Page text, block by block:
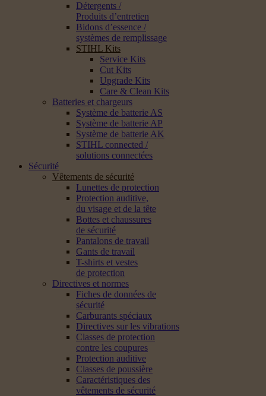
Détergents /
Produits d’entretien
Bidons d’essence /
systèmes de remplissage
STIHL Kits
Service Kits
Cut Kits
Upgrade Kits
Care & Clean Kits
Batteries et chargeurs
Système de batterie AS
Système de batterie AP
Système de batterie AK
STIHL connected /
solutions connectées
Sécurité
Vêtements de sécurité
Lunettes de protection
Protection auditive,
du visage et de la tête
Bottes et chaussures
de sécurité
Pantalons de travail
Gants de travail
T-shirts et vestes
de protection
Directives et normes
Fiches de données de
sécurité
Carburants spéciaux
Directives sur les vibrations
Classes de protection
contre les coupures
Protection auditive
Classes de poussière
Caractéristiques des
vêtements de sécurité